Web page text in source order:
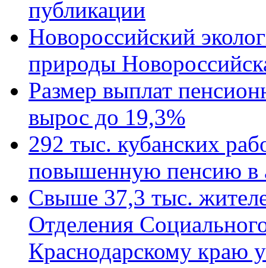
публикации
Новороссийский
природы
Размер выплат
вырос до 19,3%
292 тыс. кубанских
повышенную пенсию в
Свыше 37,3 тыс.
Отделения
Краснодарскому краю